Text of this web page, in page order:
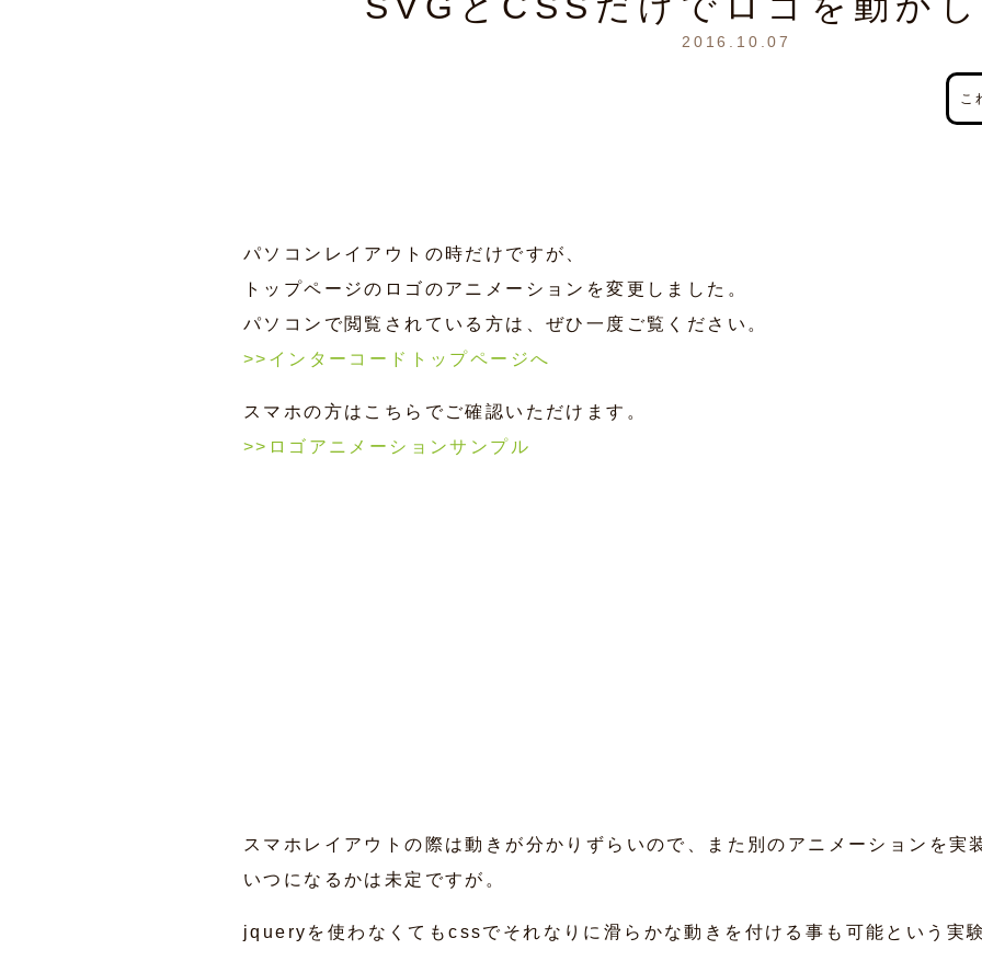
2016.10.07
こ
パソコンレイアウトの時だけですが、
トップページのロゴのアニメーションを変更しました。
パソコンで閲覧されている方は、ぜひ一度ご覧ください。
>>インターコードトップページへ
スマホの方はこちらでご確認いただけます。
>>ロゴアニメーションサンプル
スマホレイアウトの際は動きが分かりずらいので、また別のアニメーションを実
いつになるかは未定ですが。
jqueryを使わなくてもcssでそれなりに滑らかな動きを付ける事も可能という実験